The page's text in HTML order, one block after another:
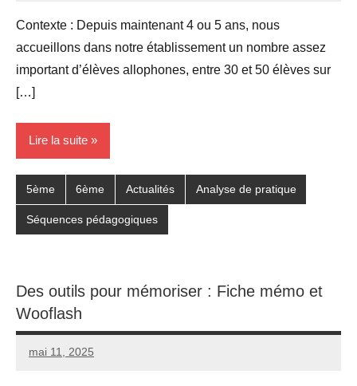
Contexte : Depuis maintenant 4 ou 5 ans, nous
accueillons dans notre établissement un nombre assez
important d’élèves allophones, entre 30 et 50 élèves sur
[…]
Lire la suite
5ème 6ème Actualités Analyse de pratique
Séquences pédagogiques
Des outils pour mémoriser : Fiche mémo et
Wooflash
mai 11, 2025
Seg0_La_Vraie
Aucun